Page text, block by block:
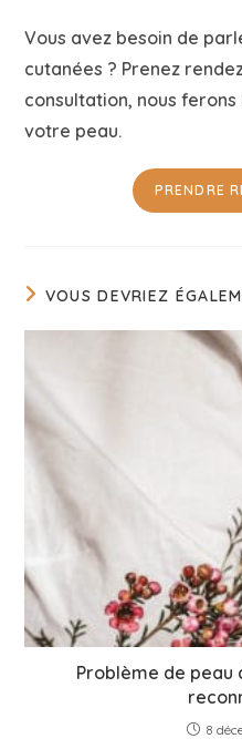
Vous avez besoin de
cutanées ? Prenez
consultation, nous
votre peau.
PRENDRE
VOUS DEVRIEZ
Problème de
8